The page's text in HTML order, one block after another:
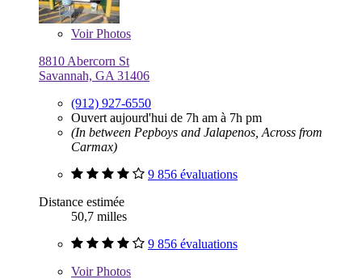
VoirPhotos
8810 Abercorn St
Savannah, GA 31406
(912) 927-6550
Ouvert aujourd'hui de 7h am à 7h pm
(In between Pepboys and Jalapenos, Across from
Carmax)
9 856 évaluations
Distance estimée
50,7 milles
9 856 évaluations
VoirPhotos